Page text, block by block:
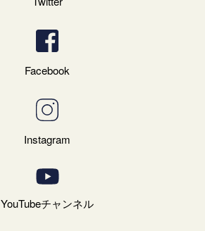
Facebook
Instagram
YouTubeチャンネル